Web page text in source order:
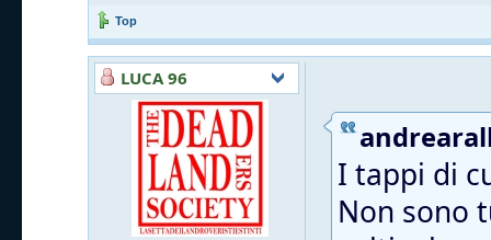
Top
LUCA 96
I tappi di
Non sono